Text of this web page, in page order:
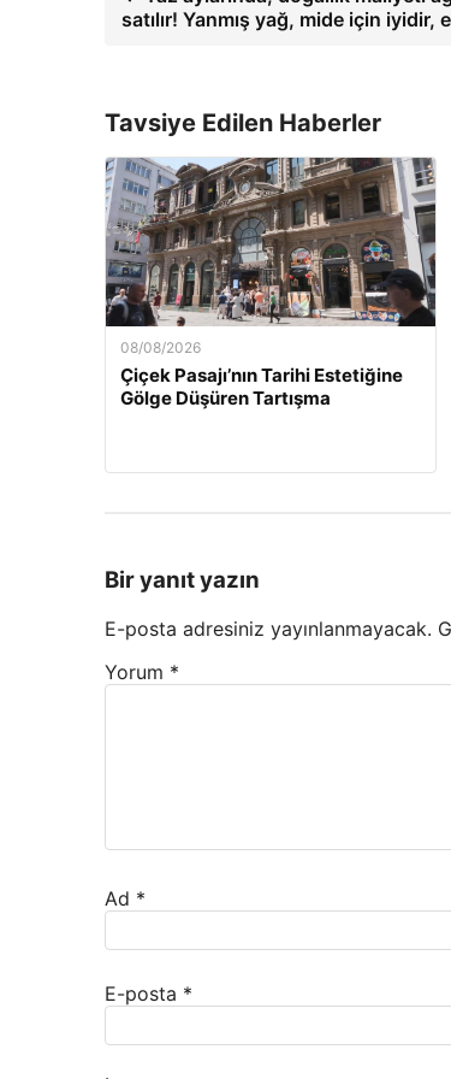
satılır! Yanmış yağ, mide için
Tavsiye Edilen Haberler
08/08/2026
Çiçek Pasajı’nın Tarihi Estetiğine
Gölge Düşüren Tartışma
Bir yanıt yazın
E-posta adresiniz yayınlanmayacak.
Yorum *
Ad *
E-posta *